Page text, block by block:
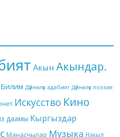
Акын Акындар.
Билим Дүйнөлүк адабият Дүйнөлүк поэзия
Искусство Кино
даамы Кыргыздар
Манасчылар Музыка Накыл